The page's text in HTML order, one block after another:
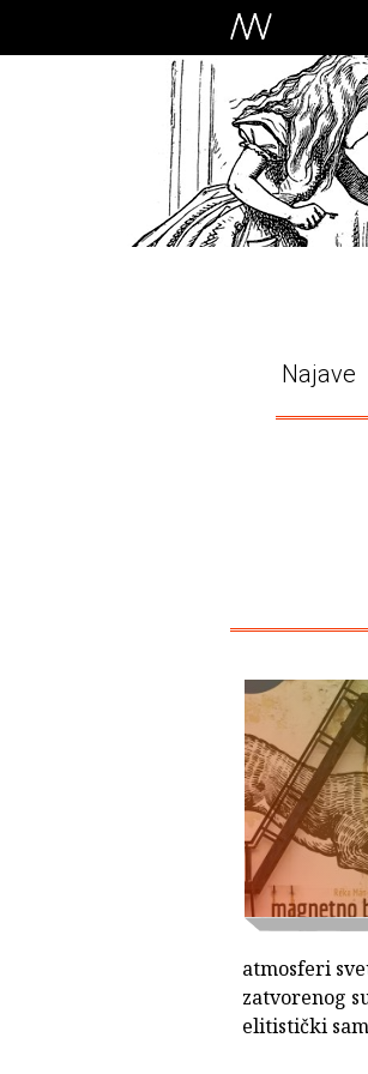
Najave
atmosferi
zatvorenog
elitistički